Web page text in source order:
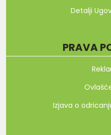
Detalji
PRAVA
Izjava o